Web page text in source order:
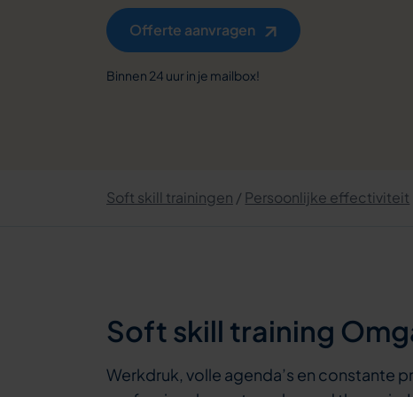
Offerte aanvragen
Binnen 24 uur in je mailbox!
Soft skill trainingen Persoonlijke effectiviteit
Soft skill training
Werkdruk, volle agenda’s en constante